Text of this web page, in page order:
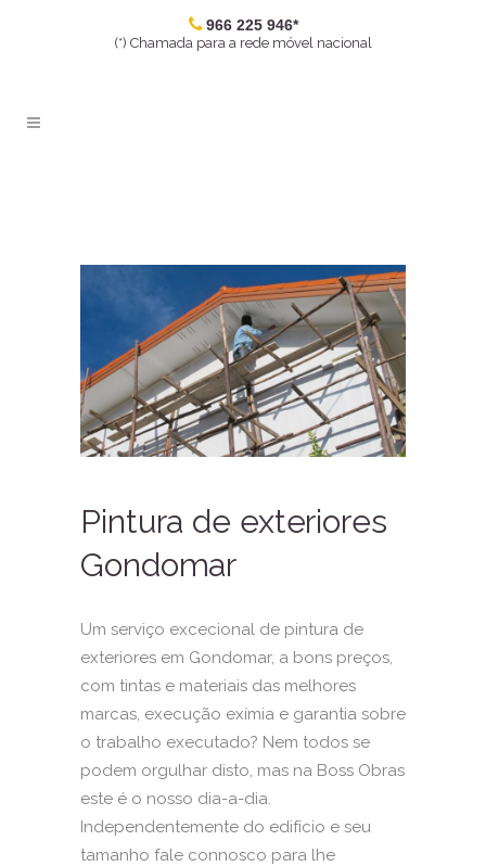
966 225 946*
(*) Chamada para a rede móvel nacional
Pintura de exteriores
Gondomar
Um serviço excecional de pintura de
exteriores em Gondomar, a bons preços,
com tintas e materiais das melhores
marcas, execução exímia e garantia sobre
o trabalho executado? Nem todos se
podem orgulhar disto, mas na Boss Obras
este é o nosso dia-a-dia.
Independentemente do edifício e seu
tamanho fale connosco para lhe